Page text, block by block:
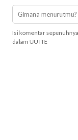
Isi komentar
dalam UU ITE